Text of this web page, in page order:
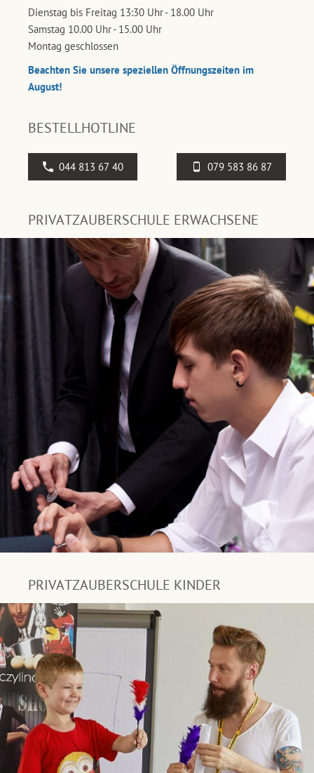
Dienstag bis Freitag 13:30 Uhr - 18.00 Uhr
Samstag 10.00 Uhr - 15.00 Uhr
Montag geschlossen
Beachten Sie unsere speziellen Öffnungszeiten im
August!
BESTELLHOTLINE
044 813 67 40 079 583 86 87
PRIVATZAUBERSCHULE ERWACHSENE
PRIVATZAUBERSCHULE KINDER